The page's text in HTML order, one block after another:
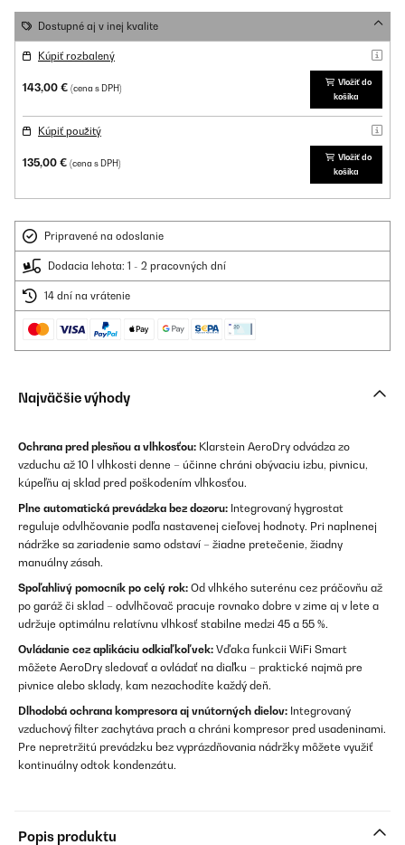
Dostupné aj v inej kvalite
Kúpiť rozbalený
143,00 € (cena s DPH)
Vložiť do
košíka
Kúpiť použitý
135,00 € (cena s DPH)
Vložiť do
košíka
Pripravené na odoslanie
Dodacia lehota: 1 - 2 pracovných dní
14 dní na vrátenie
Najväčšie výhody
Ochrana pred plesňou a vlhkosťou: Klarstein AeroDry odvádza zo
vzduchu až 10 l vlhkosti denne – účinne chráni obývaciu izbu, pivnicu,
kúpeľňu aj sklad pred poškodením vlhkosťou.
Plne automatická prevádzka bez dozoru: Integrovaný hygrostat
reguluje odvlhčovanie podľa nastavenej cieľovej hodnoty. Pri naplnenej
nádržke sa zariadenie samo odstaví – žiadne pretečenie, žiadny
manuálny zásah.
Spoľahlivý pomocník po celý rok: Od vlhkého suterénu cez práčovňu až
po garáž či sklad – odvlhčovač pracuje rovnako dobre v zime aj v lete a
udržuje optimálnu relatívnu vlhkosť stabilne medzi 45 a 55 %.
Ovládanie cez aplikáciu odkiaľkoľvek: Vďaka funkcii WiFi Smart
môžete AeroDry sledovať a ovládať na diaľku – praktické najmä pre
pivnice alebo sklady, kam nezachodíte každý deň.
Dlhodobá ochrana kompresora aj vnútorných dielov: Integrovaný
vzduchový filter zachytáva prach a chráni kompresor pred usadeninami.
Pre nepretržitú prevádzku bez vyprázdňovania nádržky môžete využiť
kontinuálny odtok kondenzátu.
Popis produktu